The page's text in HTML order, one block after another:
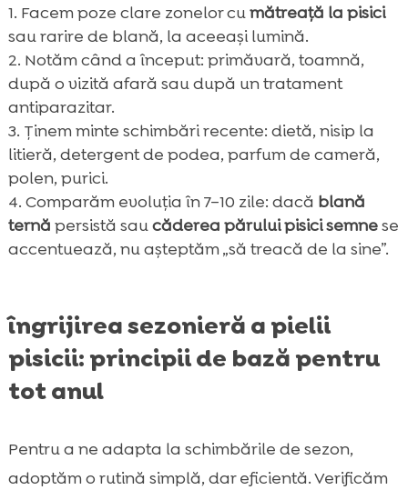
Facem poze clare zonelor cumătreață la pisici
sau rarire de blană, la aceeași lumină.
Notăm când a început: primăvară, toamnă,
după o vizită afară sau după un tratament
antiparazitar.
Ținem minte schimbări recente: dietă, nisip la
litieră, detergent de podea, parfum de cameră,
polen, purici.
Comparăm evoluția în 7–10 zile: dacă blană
ternă persistă saucăderea părului pisici semnese
accentuează, nu așteptăm „să treacă de la sine”.
îngrijirea sezonieră a pielii
pisicii: principii de bază pentru
tot anul
Pentru a ne adapta la schimbările de sezon,
adoptăm o rutină simplă, dar eficientă. Verificăm